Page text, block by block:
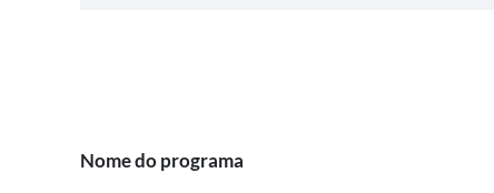
Nome do programa